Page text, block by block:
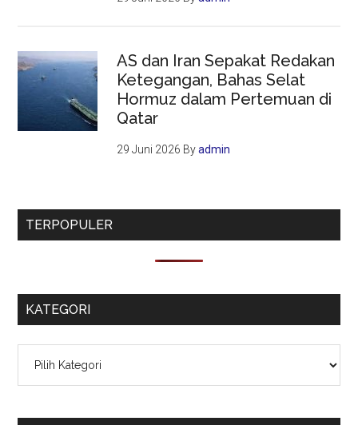
AS dan Iran Sepakat Redakan
Ketegangan, Bahas Selat
Hormuz dalam Pertemuan di
Qatar
29 Juni 2026 Byadmin
TERPOPULER
KATEGORI